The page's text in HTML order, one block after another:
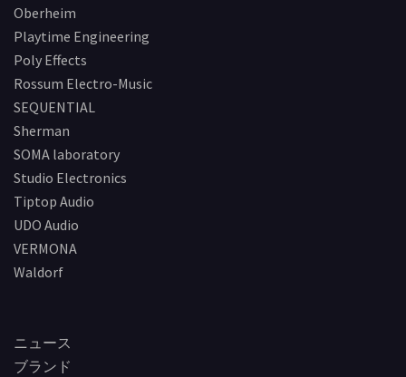
Oberheim
Playtime Engineering
Poly Effects
Rossum Electro-Music
SEQUENTIAL
Sherman
SOMA laboratory
Studio Electronics
Tiptop Audio
UDO Audio
VERMONA
Waldorf
ニュース
ブランド